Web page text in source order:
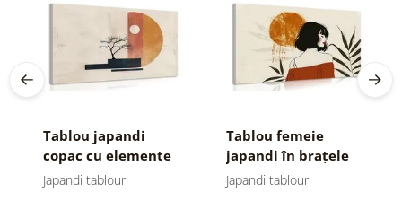
Tablou japandi
copac cu elemente
abstracte
Japandi tablouri
Tablou femeie
japandi în brațele
naturii
Japandi tablouri